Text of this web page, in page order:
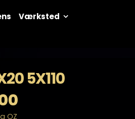
Værksted
5X110
OZ